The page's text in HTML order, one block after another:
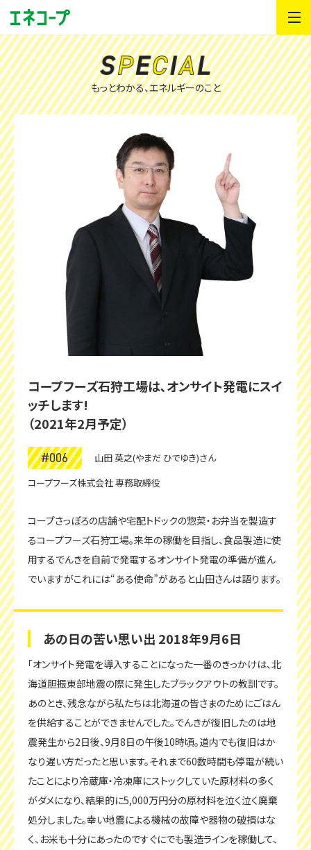
もっとわかる、エネルギーのこと
コープフーズ石狩工場は､オンサイト発電にスイ
ッチします!
（2021年2月予定）
#006
山田 英之(やまだ ひでゆき)さん
コープフーズ株式会社 専務取締役
コープさっぽろの店舗や宅配トドックの惣菜・お弁当を製造す
るコープフーズ石狩工場。来年の稼働を目指し、食品製造に使
用するでんきを自前で発電するオンサイト発電の準備が進ん
でいますがこれには“ある使命”があると山田さんは語ります。
あの日の苦い思い出 2018年9月6日
「オンサイト発電を導入することになった一番のきっかけは、北
海道胆振東部地震の際に発生したブラックアウトの教訓です。
あのとき、残念ながら私たちは北海道の皆さまのためにごはん
を供給することができませんでした。でんきが復旧したのは地
震発生から2日後、9月8日の午後10時頃。道内でも復旧はか
なり遅い方だったと思います。それまで60数時間も停電が続い
たことにより冷蔵庫・冷凍庫にストックしていた原材料の多く
がダメになり、結果的に5,000万円分の原材料を泣く泣く廃棄
処分しました。幸い地震による機械の故障や器物の破損はな
く、お米も十分にあったのですぐにでも製造ラインを稼働して、